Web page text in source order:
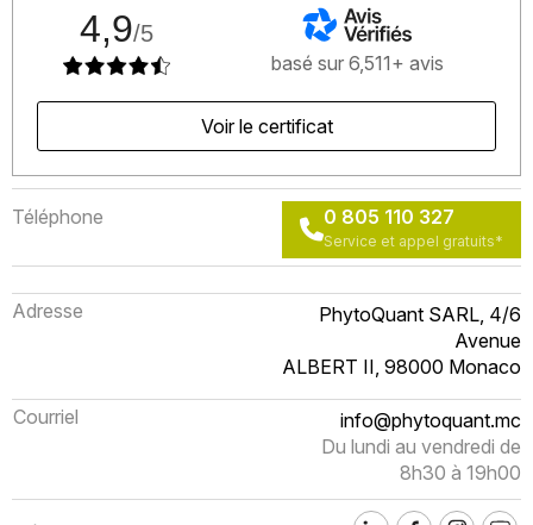
4,9/5
basé sur 6,511+ avis
Voir le certificat
Téléphone 0 805 110 327
Service et appel gratuits*
Adresse
PhytoQuant SARL, 4/6
Avenue
ALBERT II, 98000 Monaco
Courriel
info@phytoquant.mc
Du lundi au vendredi de
8h30 à 19h00